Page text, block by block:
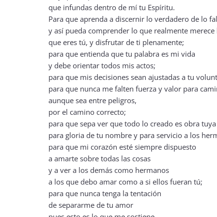
que infundas dentro de mí tu Espíritu.
Para que aprenda a discernir lo verdadero de lo
y así pueda comprender lo que realmente merece
que eres tú, y disfrutar de ti plenamente;
para que entienda que tu palabra es mi vida
y debe orientar todos mis actos;
para que mis decisiones sean ajustadas a tu
para que nunca me falten fuerza y valor para
aunque sea entre peligros,
por el camino correcto;
para que sepa ver que todo lo creado es obra tuya
para gloria de tu nombre y para servicio a los
para que mi corazón esté siempre dispuesto
a amarte sobre todas las cosas
y a ver a los demás como hermanos
a los que debo amar como a si ellos fueran tú;
para que nunca tenga la tentación
de separarme de tu amor